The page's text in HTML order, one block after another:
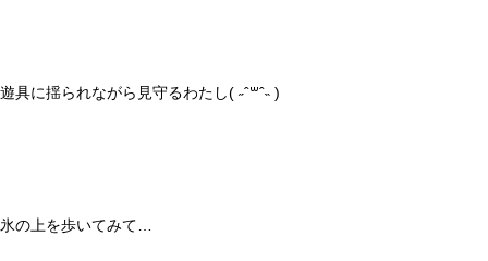
遊具に揺られながら見守るわたし( ˶ˆ꒳ˆ˵ )
氷の上を歩いてみて…